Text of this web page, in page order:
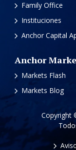
Family Office
Instituciones
Anchor Capital
Anchor
Markets Flash
Markets Blog
Copyright